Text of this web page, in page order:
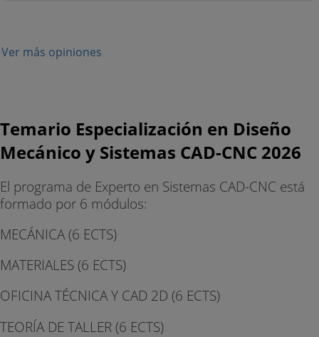
Ver más opiniones
Temario Especialización en Diseño
Mecánico y Sistemas CAD-CNC 2026
El programa de Experto en Sistemas CAD-CNC está
formado por 6 módulos:
MECÁNICA (6 ECTS)
MATERIALES (6 ECTS)
OFICINA TÉCNICA Y CAD 2D (6 ECTS)
TEORÍA DE TALLER (6 ECTS)